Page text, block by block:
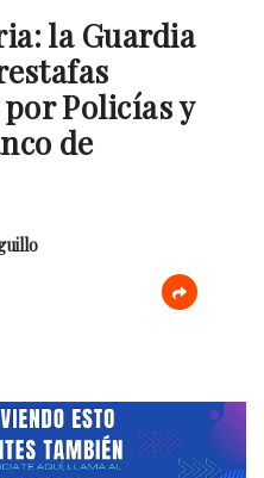
la Guardia
Policías y
de